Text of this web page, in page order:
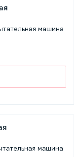
машина
машина